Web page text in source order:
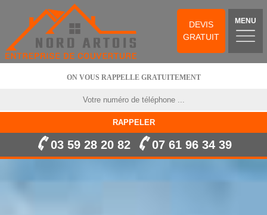
DEVIS
GRATUIT
MENU
ON VOUS RAPPELLE GRATUITEMENT
03 59 28 20 82 07 61 96 34 39